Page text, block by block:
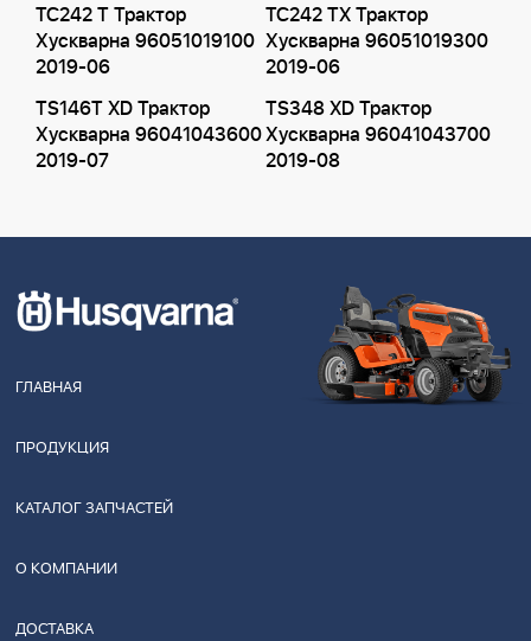
TC242 T Трактор
Хускварна 96051019100
2019-06
TC242 TX Трактор
Хускварна 96051019300
2019-06
TS146T XD Трактор
Хускварна 96041043600
2019-07
TS348 XD Трактор
Хускварна 96041043700
2019-08
ГЛАВНАЯ
ПРОДУКЦИЯ
КАТАЛОГ ЗАПЧАСТЕЙ
О КОМПАНИИ
ДОСТАВКА